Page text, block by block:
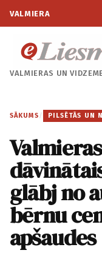
VALMIERA
VALMIERAS UN
SĀKUMS / PILSĒTĀS UN
glābj no
bērnu
apšaudes